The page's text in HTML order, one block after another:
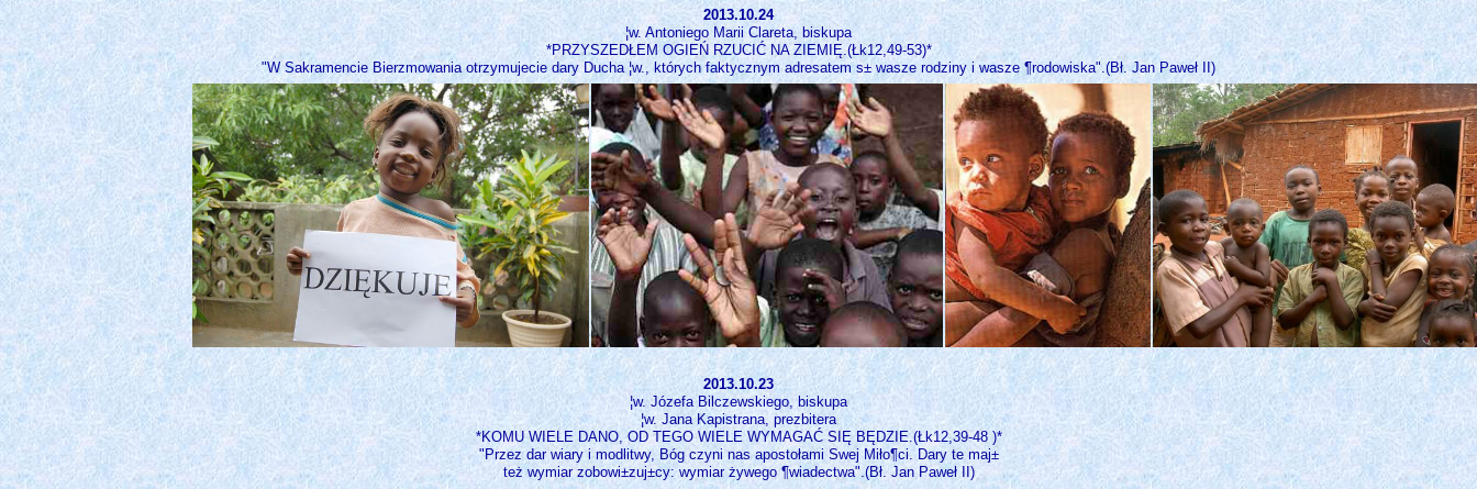
2013.10.24
¦w. Antoniego Marii Clareta, biskupa
*PRZYSZEDŁEM OGIEŃ RZUCIĆ NA ZIEMIĘ.(Łk12,49-53)*
"W Sakramencie Bierzmowania otrzymujecie dary Ducha ¦w., których faktycznym adresatem s± wasze rodziny i wasze ¶rodowiska".(Bł. Jan Paweł II)
2013.10.23
¦w. Józefa Bilczewskiego, biskupa
¦w. Jana Kapistrana, prezbitera
*KOMU WIELE DANO, OD TEGO WIELE WYMAGAĆ SIĘ BĘDZIE.(Łk12,39-48 )*
"Przez dar wiary i modlitwy, Bóg czyni nas apostołami Swej Miło¶ci. Dary te maj±
też wymiar zobowi±zuj±cy: wymiar żywego ¶wiadectwa".(Bł. Jan Paweł II)